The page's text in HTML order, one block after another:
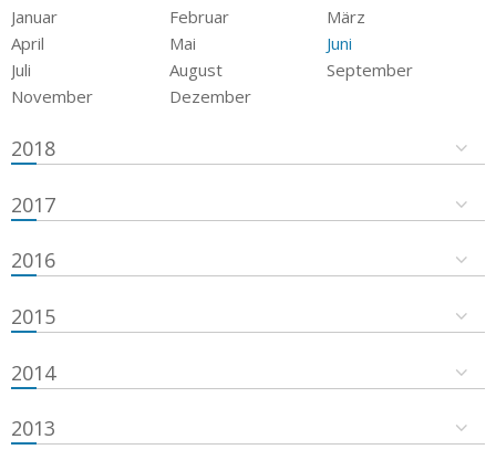
Januar Februar
März
April
Mai
Juni
Juli
August
September
November
Dezember
2018
2017
2016
2015
2014
2013